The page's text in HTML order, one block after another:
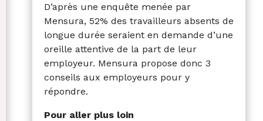
D’après une enquête menée par
Mensura, 52% des travailleurs absents de
longue durée seraient en demande d’une
oreille attentive de la part de leur
employeur. Mensura propose donc 3
conseils aux employeurs pour y
répondre.
Pour aller plus loin